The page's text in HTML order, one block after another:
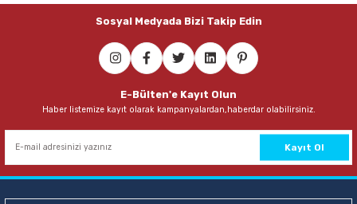
Yağlı Boyalar
Sosyal Medyada Bizi Takip Edin
E-Bülten'e Kayıt Olun
Haber listemize kayıt olarak kampanyalardan,haberdar olabilirsiniz.
Kayıt Ol